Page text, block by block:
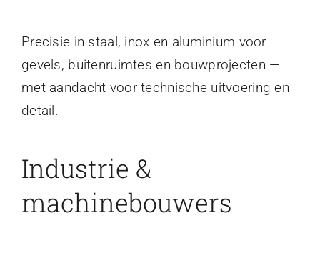
Precisie in staal, inox en aluminium voor
gevels, buitenruimtes en bouwprojecten —
met aandacht voor technische uitvoering en
detail.
Industrie &
machinebouwers